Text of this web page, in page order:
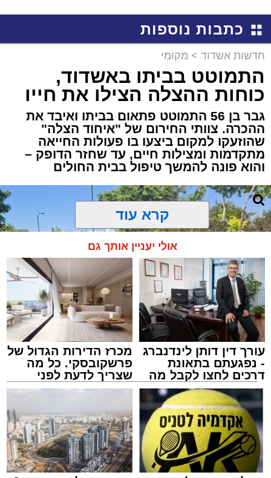
כתבות נוספות
חדשות אשדוד > מקומי
התמוטט בביתו באשדוד,
כוחות ההצלה הצילו את חייו
גבר בן 56 התמוטט פתאום בביתו ואיבד את
ההכרה. צוותי החירום של "איחוד הצלה"
שהוזעקו למקום ביצעו בו פעולות החייאה
מתקדמות ומצילות חיים, עד שחזר הדופק –
והוא פונה להמשך טיפול בבית החולים
צילום: דוברות איחוד הצלה
מערכת האתר / 15:39 07.08.26
קרא עוד
אולי יעניין אותך גם
עורך דין דותן לינדנברג
- נפגעתם בתאונת
דרכים לחצו לקבל מה
שמגיע לכם
מכרז הדירות הגדול של
פרשקובסקי. כל מה
שצריך לדעת לפני
שמגישים הצעה לדירה